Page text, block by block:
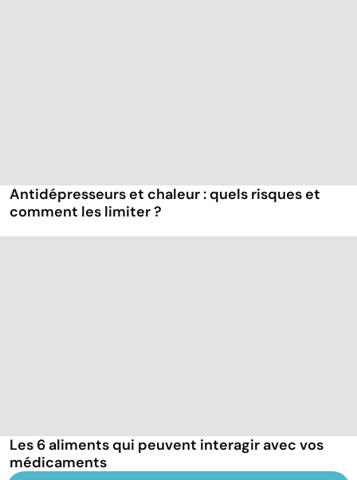
Antidépresseurs et chaleur : quels risques et
comment les limiter ?
Les 6 aliments qui peuvent interagir avec vos
médicaments